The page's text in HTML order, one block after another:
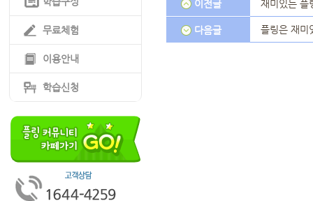
무료체험
이용안내
학습신청
이전글 재미있는 플
다음글 플링은 재미